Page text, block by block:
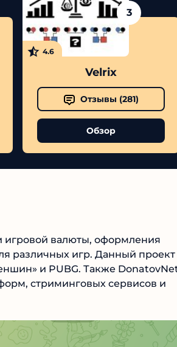
4.6
Velrix
Отзывы (281)
Обзор
игровой валюты, оформления
различных игр. Данный проект
и PUBG. Также DonatovNet
стриминговых сервисов и
экспертами
: высокий ROI, честная
и сотни довольных
клиентов.
Читать обзор